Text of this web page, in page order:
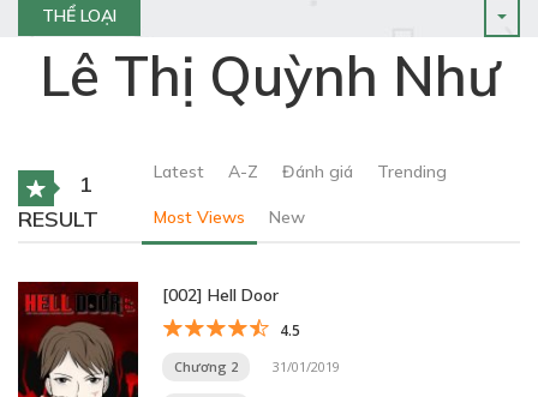
THỂ LOẠI
Lê Thị Quỳnh Như
1
RESULT
Latest A-Z Đánh giá Trending
Most Views New
[002] Hell Door
4.5
Chương 2 31/01/2019